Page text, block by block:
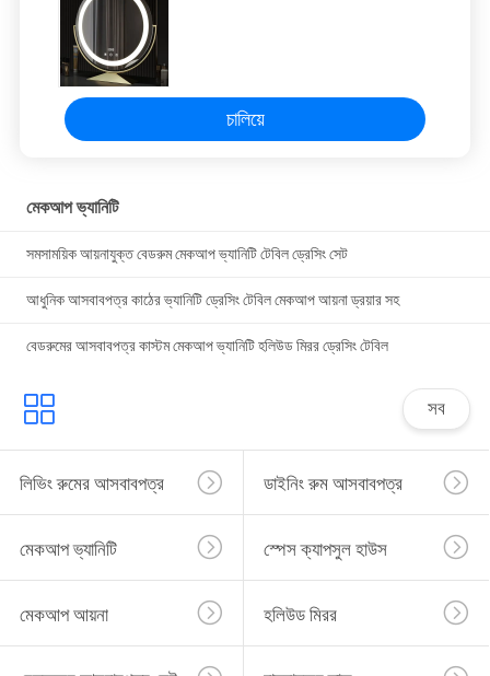
চালিয়ে
মেকআপ ভ্যানিটি
সমসাময়িক আয়নাযুক্ত বেডরুম মেকআপ ভ্যানিটি টেবিল ড্রেসিং সেট
আধুনিক আসবাবপত্র কাঠের ভ্যানিটি ড্রেসিং টেবিল মেকআপ আয়না ড্রয়ার সহ
বেডরুমের আসবাবপত্র কাস্টম মেকআপ ভ্যানিটি হলিউড মিরর ড্রেসিং টেবিল
সব
লিভিং রুমের আসবাবপত্র ডাইনিং রুম আসবাবপত্র
মেকআপ ভ্যানিটি স্পেস ক্যাপসুল হাউস
মেকআপ আয়না হলিউড মিরর